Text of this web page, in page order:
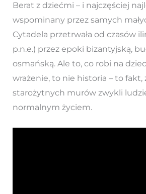
Berat z dziećmi – i najczęściej
wspominany przez samych
Cytadela przetrwała od czasów
p.n.e.) przez epoki bizantyjską,
osmańską. Ale to, co robi na
wrażenie, to nie historia – to fakt,
starożytnych murów zwykli
normalnym życiem.